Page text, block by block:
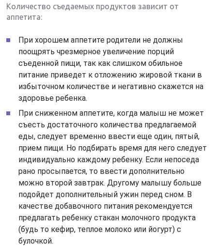
Количество съедаемых продуктов зависит от
аппетита:
При хорошем аппетите родители не должны
поощрять чрезмерное увеличение порций
съеденной пищи, так как слишком обильное
питание приведет к отложению жировой ткани в
избыточном количестве и негативно скажется на
здоровье ребенка.
При сниженном аппетите, когда малыш не может
съесть достаточного количества предлагаемой
еды, следует временно ввести еще один, пятый,
прием пищи. Но подбирать время для него следует
индивидуально каждому ребенку. Если непоседа
рано просыпается, то ввести дополнительно
можно второй завтрак. Другому малышу больше
подойдет дополнительный ужин перед сном. В
качестве добавочного питания рекомендуется
предлагать ребенку стакан молочного продукта
(будь то кефир, теплое молоко или йогурт) с
булочкой.